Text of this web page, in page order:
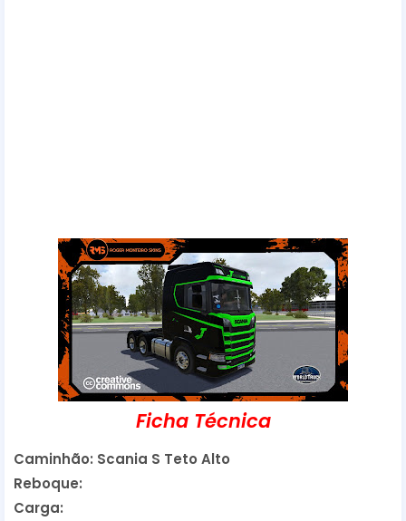
Ficha Técnica
Caminhão: Scania S Teto Alto
Reboque:
Carga: